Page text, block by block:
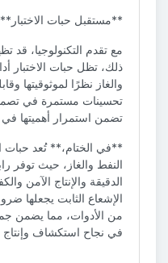
**مستقبل حبات الاختبار**
مع تقدم التكنولوجيا، قد
ذلك، تظل حبات الاختبار
والغاز نظرًا لموثوقيتها
تحسينات مستمرة في
تضمن استمرار أهميتها
**في الختام،** تُعد حبات
النفط والغاز، حيث توفر
الدقيقة والإنتاج الآمن
الإشعاع الثابت يجعلها
من الأدوات، مما يضمن
في نجاح استكشاف